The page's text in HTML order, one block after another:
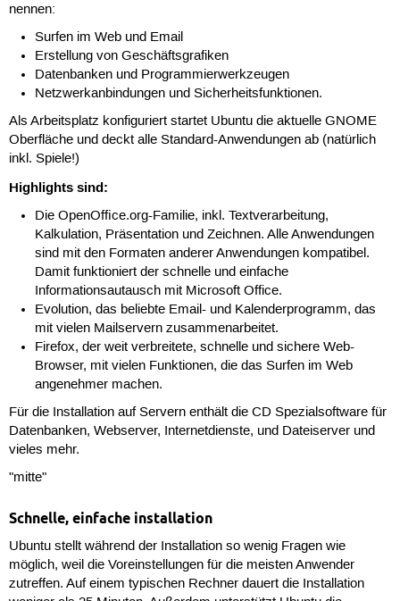
nennen:
Surfen im Web und Email
Erstellung von Geschäftsgrafiken
Datenbanken und Programmierwerkzeugen
Netzwerkanbindungen und Sicherheitsfunktionen.
Als Arbeitsplatz konfiguriert startet Ubuntu die aktuelle GNOME
Oberfläche und deckt alle Standard-Anwendungen ab (natürlich
inkl. Spiele!)
Highlights sind:
Die OpenOfﬁce.org-Familie, inkl. Textverarbeitung,
Kalkulation, Präsentation und Zeichnen. Alle Anwendungen
sind mit den Formaten anderer Anwendungen kompatibel.
Damit funktioniert der schnelle und einfache
Informationsautausch mit Microsoft Office.
Evolution, das beliebte Email- und Kalenderprogramm, das
mit vielen Mailservern zusammenarbeitet.
Firefox, der weit verbreitete, schnelle und sichere Web-
Browser, mit vielen Funktionen, die das Surfen im Web
angenehmer machen.
Für die Installation auf Servern enthält die CD Spezialsoftware für
Datenbanken, Webserver, Internetdienste, und Dateiserver und
vieles mehr.
"mitte"
Schnelle, einfache installation
Ubuntu stellt während der Installation so wenig Fragen wie
möglich, weil die Voreinstellungen für die meisten Anwender
zutreffen. Auf einem typischen Rechner dauert die Installation